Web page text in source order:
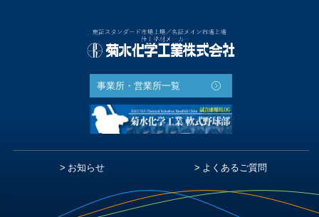
事業所・営業所一覧
お知らせ よくあるご質問